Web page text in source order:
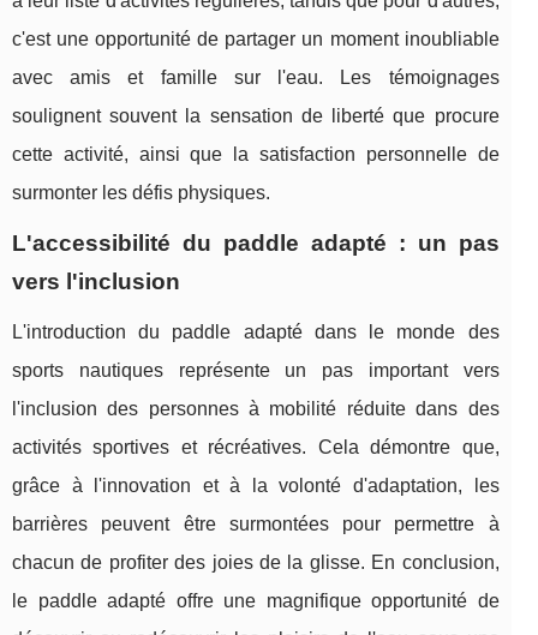
c'est une opportunité de partager un moment inoubliable
avec amis et famille sur l'eau. Les témoignages
soulignent souvent la sensation de liberté que procure
cette activité, ainsi que la satisfaction personnelle de
surmonter les défis physiques.
L'accessibilité du paddle adapté : un pas
vers l'inclusion
L'introduction du paddle adapté dans le monde des
sports nautiques représente un pas important vers
l'inclusion des personnes à mobilité réduite dans des
activités sportives et récréatives. Cela démontre que,
grâce à l'innovation et à la volonté d'adaptation, les
barrières peuvent être surmontées pour permettre à
chacun de profiter des joies de la glisse. En conclusion,
le paddle adapté offre une magnifique opportunité de